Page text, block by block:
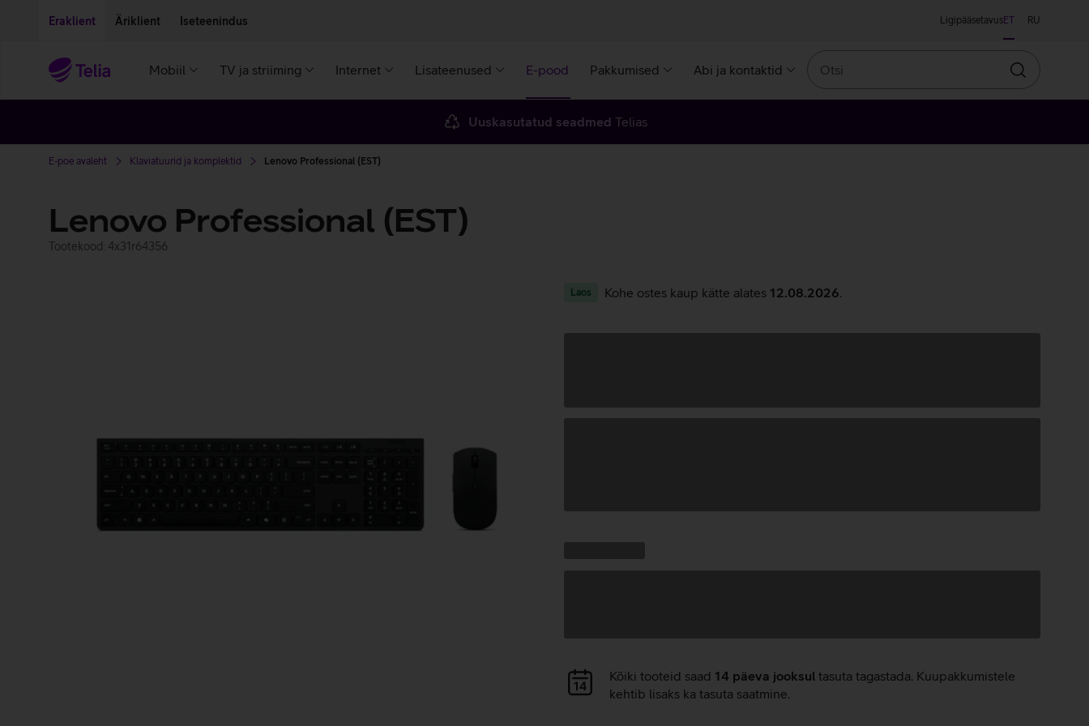
Eraklient Äriklient Iseteenindus LigipääsetavusET RU
Mobiil TV ja striiming Internet Lisateenused E-pood Pakkumised Abi ja kontaktid
Otsin
Uuskasutatud seadmed Telias
E-poe avaleht Klaviatuurid ja komplektid Lenovo Professional (EST)
Lenovo Professional (EST)
Tootekood: 4x31r64356
Laos Kohe ostes kaup kätte alates 12.08.2026
Andmete
laadimine
Kõiki tooteid saad 14 päeva jooksul tasuta tagastada. Kuupakkumistele
kehtib lisaks ka tasuta saatmine.